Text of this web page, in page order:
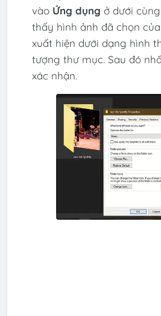
vào Ứng dụng ở dưới
thấy hình ảnh đã chọn
xuất hiện dưới dạng hình
tượng thư mục. Sau đó
xác nhận.